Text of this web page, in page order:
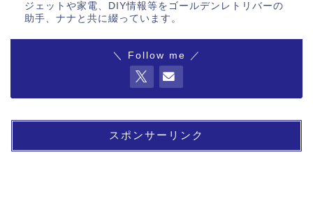
ジェットや家電、DIY情報等をゴールデンレトリバーの
助手、ナナと共に綴っています。
＼ Follow me ／
スポンサーリンク